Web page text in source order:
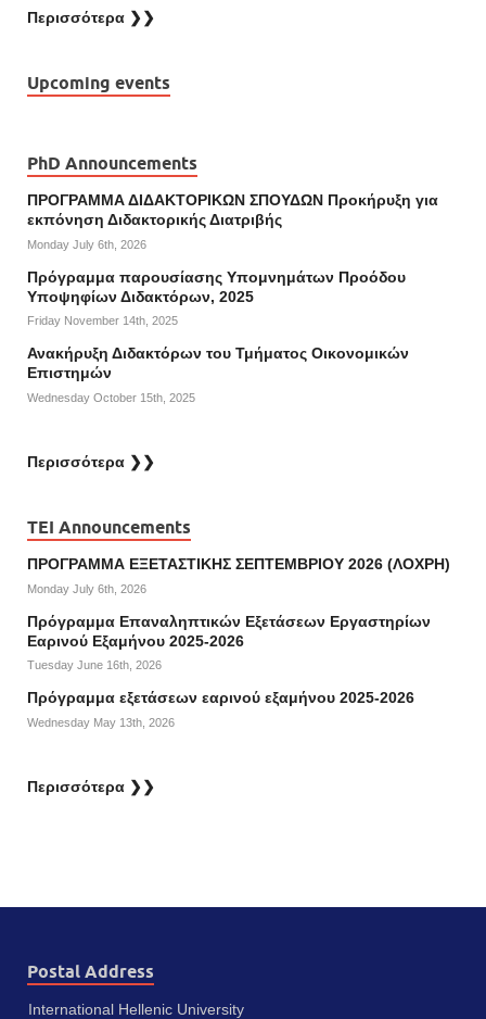
Περισσότερα ❯❯
Upcoming events
PhD Announcements
ΠΡΟΓΡΑΜΜΑ ΔΙΔΑΚΤΟΡΙΚΩΝ ΣΠΟΥΔΩΝ Προκήρυξη για
εκπόνηση Διδακτορικής Διατριβής
Monday July 6th, 2026
Πρόγραμμα παρουσίασης Υπομνημάτων Προόδου
Υποψηφίων Διδακτόρων, 2025
Friday November 14th, 2025
Ανακήρυξη Διδακτόρων του Τμήματος Οικονομικών
Επιστημών
Wednesday October 15th, 2025
Περισσότερα ❯❯
TEI Announcements
ΠΡΟΓΡΑΜΜΑ ΕΞΕΤΑΣΤΙΚΗΣ ΣΕΠΤΕΜΒΡΙΟΥ 2026 (ΛΟΧΡΗ)
Monday July 6th, 2026
Πρόγραμμα Επαναληπτικών Εξετάσεων Εργαστηρίων
Εαρινού Εξαμήνου 2025-2026
Tuesday June 16th, 2026
Πρόγραμμα εξετάσεων εαρινού εξαμήνου 2025-2026
Wednesday May 13th, 2026
Περισσότερα ❯❯
Postal Address
International Hellenic University